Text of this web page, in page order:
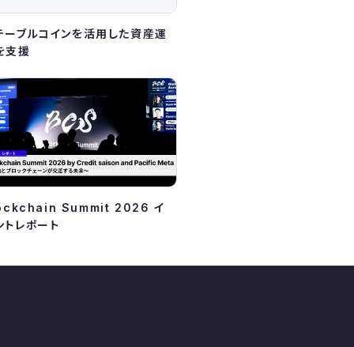
ーブルコインを活用した資産運
支援
Summit 2026 イ
トレポート